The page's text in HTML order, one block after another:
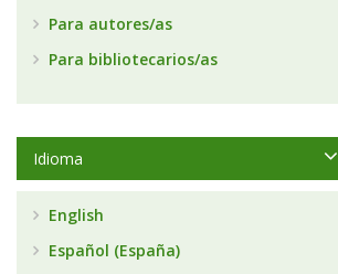
Para autores/as
Para bibliotecarios/as
Idioma
English
Español (España)